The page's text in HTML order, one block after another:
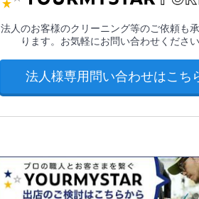
法人のお客様のクリーニング等のご依頼も
ります。お気軽にお問い合わせください
法人様専用問い合わせはこち